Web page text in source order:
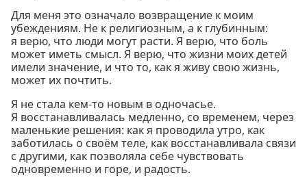
Для меня это означало возвращение к моим
убеждениям. Не к религиозным, а к глубинным:
я верю, что люди могут расти. Я верю, что боль
может иметь смысл. Я верю, что жизни моих детей
имели значение, и что то, как я живу свою жизнь,
может их почтить.
Я не стала кем-то новым в одночасье.
Я восстанавливалась медленно, со временем, через
маленькие решения: как я проводила утро, как
заботилась о своём теле, как восстанавливала связи
с другими, как позволяла себе чувствовать
одновременно и горе, и радость.